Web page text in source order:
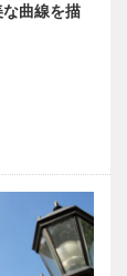
な曲線を描